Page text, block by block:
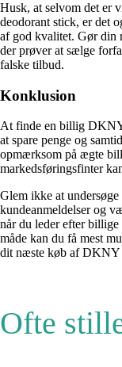
Husk, at selvom det er
deodorant stick, er det
af god kvalitet. Gør din
der prøver at sælge
falske tilbud.
Konklusion
At finde en billig
at spare penge og
opmærksom på ægte
markedsføringsfinter
Glem ikke at
kundeanmeldelser og
når du leder efter
måde kan du få mest
dit næste køb af DKNY
Ofte